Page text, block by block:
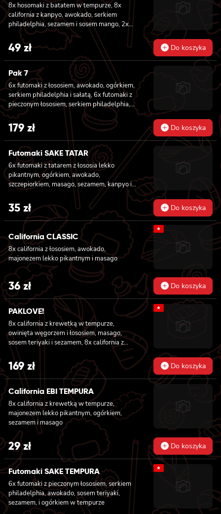
8x hosomaki z batatem w tempurze, 8x
california z kanpyo, awokado, serkiem
philadelphia, sezamem i sosem mango, 2x
nigiri z awokado i sosem mango
49zł Do koszyka
Pak 7
6x futomaki z łososiem, awokado, ogórkiem,
serkiem philadelphia i sałatą, 6x futomaki z
pieczonym łososiem, serkiem philadelphia,
awokado, ogórkiem, kanpyo, sałatą, sosem
teriyaki i sezamem, 6x futomaki z krewetką
w tempurze, ogórkiem, sałatą i majonezem
lekko pikantnym, 8x hosomaki z łososiem, 8x
hosomaki z ogórkiem, 8x california z
łososiem, ogórkiem, serkiem philadelphia,
awokado i masago, 8x california z krewetką,
majonezem lekko pikantnym, awokado,
ogórkiem, masago i sezamem, 2x nigiri z
łososiem, 2x nigiri z tuńczykiem, 2x nigiri z
krewetką
179 zł Do koszyka
Futomaki SAKE TATAR
6x futomaki z tatarem z łososia lekko
pikantnym, ogórkiem, awokado,
szczepiorkiem, masago, sezamem, kanpyo i
35 zł Do koszyka
California CLASSIC
8x california z łososiem, awokado,
majonezem lekko pikantnym i masago
★
36zł Do koszyka
PAKLOVE!
8x california z krewetką w tempurze,
owinięta węgorzem i łososiem, masago,
sosem teriyaki i sezamem, 8x california z
serkiem philadelphia i kanpyo, owinięta
opalonym łososiem, sosem teriyaki,
sezamem, 8x california z serkiem
philadelphia i awokado owinięta łososiem, 6x
futomaki z krewetką w tempurze, ogórkiem,
sałatą i majonezem lekko pikantnym, 6x
futomaki z łososiem, awokado, ogórkiem,
serkiem philadelphia i sałatą, sezamem, 6x
futomaki z pieczonym łososiem, serkiem
philadelphia, awokado, ogórkiem, kanpyo,
sałatą, sosem teriyaki i sezamem
★
169 zł Do koszyka
California EBI TEMPURA
8x california z krewetką w tempurze,
majonezem lekko pikantnym, ogórkiem,
sezamem i masago
29zł Do koszyka
Futomaki SAKE TEMPURA
6x futomaki z pieczonym łososiem, serkiem
philadelphia, awokado, sosem teriyaki,
sezamem, i ogórkiem w tempurze
★